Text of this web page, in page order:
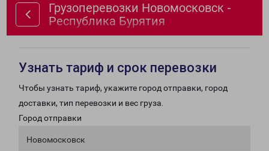
Грузоперевозки Новомосковск -
Республика Бурятия
Узнать тариф и срок перевозки
Чтобы узнать тариф, укажите город отправки, город
доставки, тип перевозки и вес груза.
Город отправки
Новомосковск